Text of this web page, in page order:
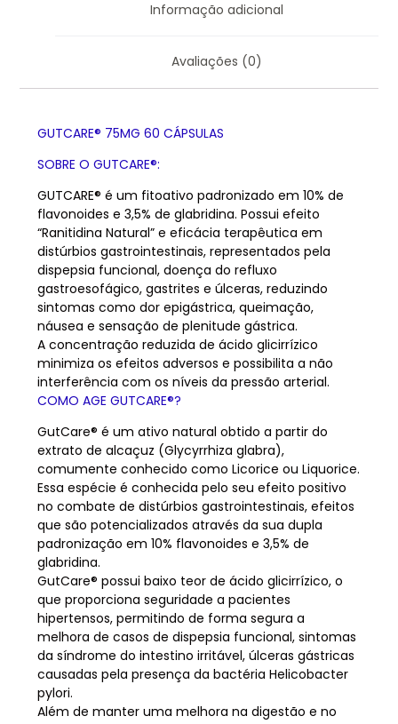
Informação adicional
Avaliações (0)
GUTCARE® 75MG 60 CÁPSULAS
SOBRE O GUTCARE®:
GUTCARE® é um fitoativo padronizado em 10% de
flavonoides e 3,5% de glabridina. Possui efeito
“Ranitidina Natural” e eficácia terapêutica em
distúrbios gastrointestinais, representados pela
dispepsia funcional, doença do refluxo
gastroesofágico, gastrites e úlceras, reduzindo
sintomas como dor epigástrica, queimação,
náusea e sensação de plenitude gástrica.
A concentração reduzida de ácido glicirrízico
minimiza os efeitos adversos e possibilita a não
interferência com os níveis da pressão arterial.
COMO AGE GUTCARE®?
GutCare® é um ativo natural obtido a partir do
extrato de alcaçuz (Glycyrrhiza glabra),
comumente conhecido como Licorice ou Liquorice.
Essa espécie é conhecida pelo seu efeito positivo
no combate de distúrbios gastrointestinais, efeitos
que são potencializados através da sua dupla
padronização em 10% flavonoides e 3,5% de
glabridina.
GutCare® possui baixo teor de ácido glicirrízico, o
que proporciona seguridade a pacientes
hipertensos, permitindo de forma segura a
melhora de casos de dispepsia funcional, sintomas
da síndrome do intestino irritável, úlceras gástricas
causadas pela presença da bactéria Helicobacter
pylori.
Além de manter uma melhora na digestão e no